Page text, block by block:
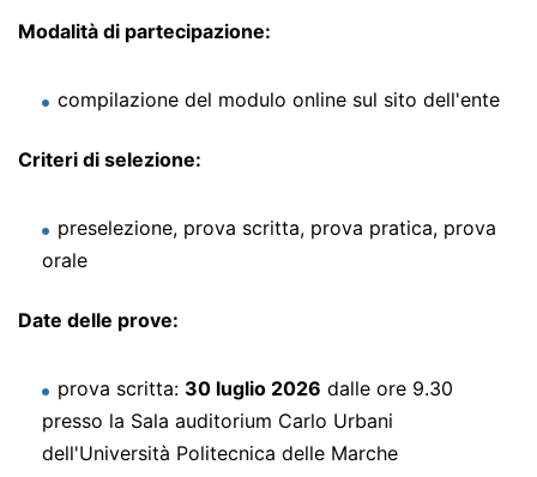
Modalità di partecipazione:
compilazione del modulo online sul sito dell'ente
Criteri di selezione:
preselezione, prova scritta, prova pratica, prova
orale
Date delle prove:
prova scritta: 30 luglio 2026 dalle ore 9.30
presso la Sala auditorium Carlo Urbani
dell'Università Politecnica delle Marche